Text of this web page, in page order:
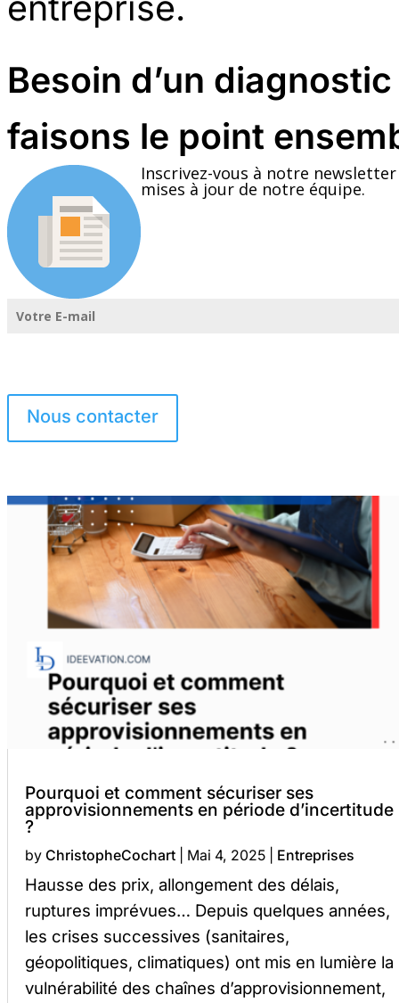
Besoin d’un
faisons le point
Inscrivez-vous à notre
mises à jour de notre équipe.
Nous contacter
Pourquoi et comment sécuriser ses
approvisionnements en période d’incertitude
?
by ChristopheCochart Mai 4, 2025 Entreprises
Hausse des prix, allongement des délais,
ruptures imprévues… Depuis quelques années,
les crises successives (sanitaires,
géopolitiques, climatiques) ont mis en lumière la
vulnérabilité des chaînes d’approvisionnement,